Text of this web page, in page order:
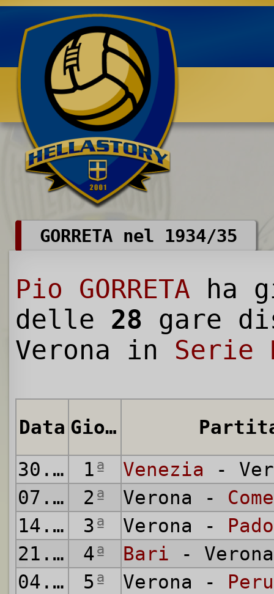
Benvenuti su HELLASTORY.net
GORRETA nel 1934/35
Pio GORRETA ha
delle 28 gare
Verona in Serie
Data Giornata
30.09.1934
1ª Venezia -
07.10.1934
2ª Verona -
14.10.1934
3ª Verona -
21.10.1934
4ª Bari - Verona
04.11.1934
5ª Verona -